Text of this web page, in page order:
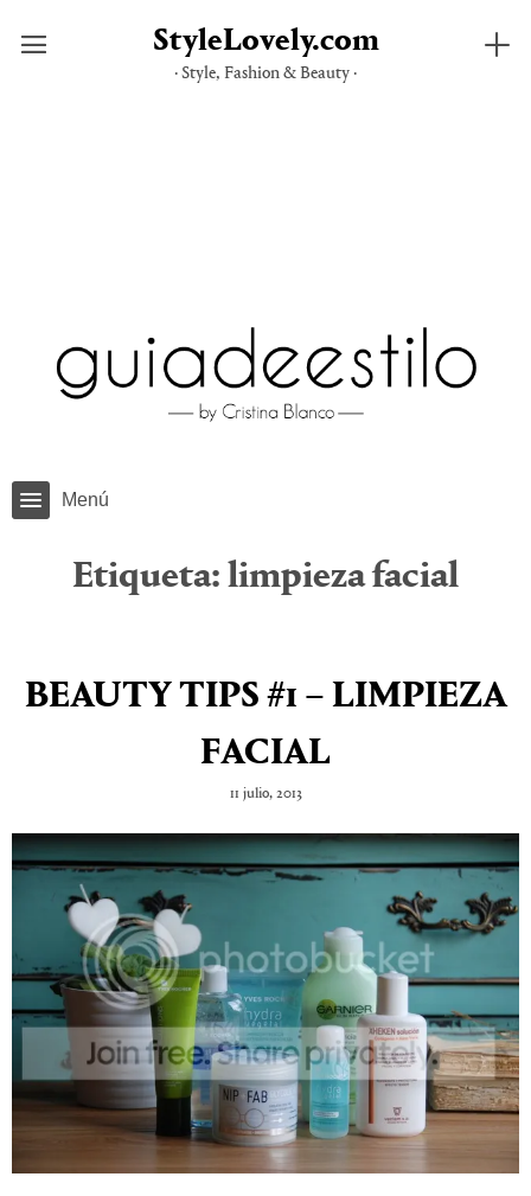
StyleLovely.com
· Style, Fashion & Beauty ·
Menú
Etiqueta: limpieza facial
BEAUTY TIPS #1 – LIMPIEZA
FACIAL
11 julio, 2013